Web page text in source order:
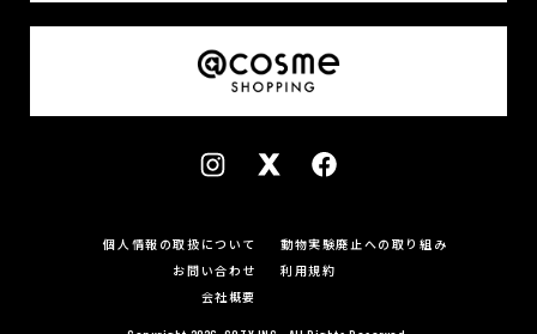
個人情報の取扱について
動物実験廃止への取り組み
お問い合わせ
利用規約
会社概要